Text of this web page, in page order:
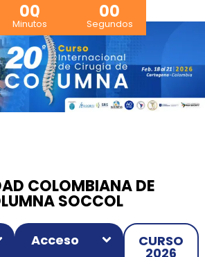
00
Minutos
00
Segundos
COLOMBIANA DE
SOCCOL
Acceso
CURSO
2026